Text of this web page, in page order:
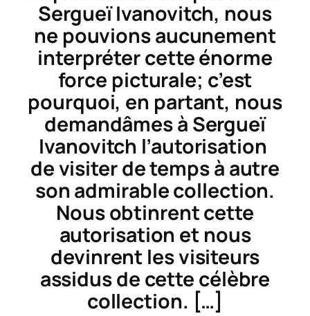
Sergueï Ivanovitch, nous
ne pouvions aucunement
interpréter cette énorme
force picturale; c’est
pourquoi, en partant, nous
demandâmes à Sergueï
Ivanovitch l’autorisation
de visiter de temps à autre
son admirable collection.
Nous obtinrent cette
autorisation et nous
devinrent les visiteurs
assidus de cette célèbre
collection. […]